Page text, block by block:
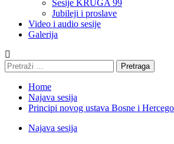
Sesije KRUGA 99
Jubileji i proslave
Video i audio sesije
Galerija
Pretraga:
Home
Najava sesija
Principi novog ustava Bosne i
Najava sesija